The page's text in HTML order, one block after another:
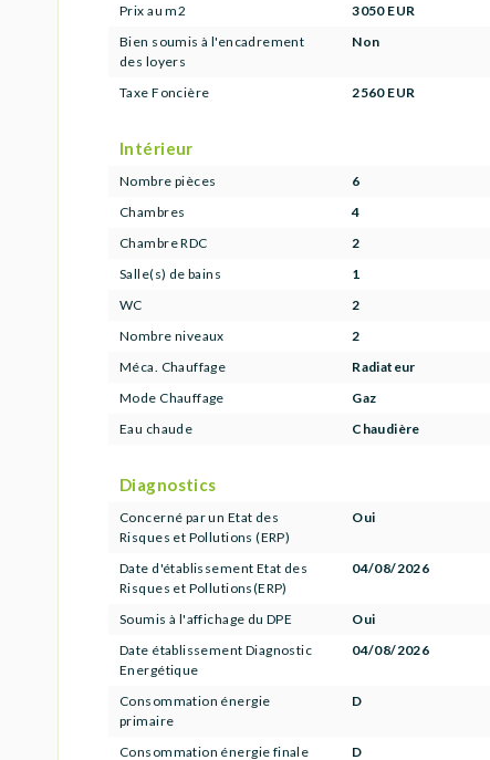
Prix au m2
3050 EUR
Bien soumis à l'encadrement
des loyers
Non
Taxe Foncière 2560 EUR
Intérieur
Nombre pièces
6
Chambres
4
Chambre RDC
2
Salle(s) de bains
1
WC
2
Nombre niveaux
2
Méca. Chauffage
Radiateur
Mode Chauffage
Gaz
Eau chaude
Chaudière
Diagnostics
Concerné par un Etat des
Risques et Pollutions (ERP)
Oui
Date d'établissement Etat des
Risques et Pollutions(ERP)
04/08/2026
Soumis à l'affichage du DPE
Oui
Date établissement Diagnostic
Energétique
04/08/2026
Consommation énergie
primaire
D
Consommation énergie finale
D